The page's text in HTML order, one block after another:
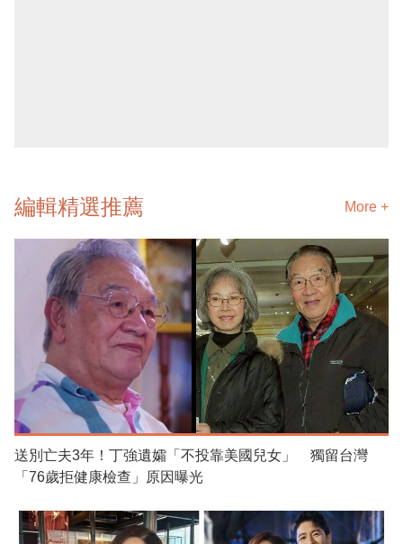
編輯精選推薦 More +
送別亡夫3年！丁強遺孀「不投靠美國兒女」 獨留台灣
「76歲拒健康檢查」原因曝光